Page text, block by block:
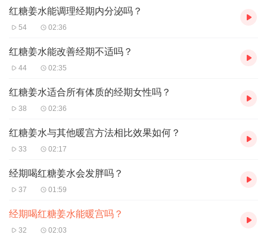
红糖姜水能调理经期内分泌吗？
54 02:36
红糖姜水能改善经期不适吗？
44 02:35
红糖姜水适合所有体质的经期女性吗？
38 02:36
红糖姜水与其他暖宫方法相比效果如何？
33 02:17
经期喝红糖姜水会发胖吗？
37 01:59
经期喝红糖姜水能暖宫吗？
32 02:03